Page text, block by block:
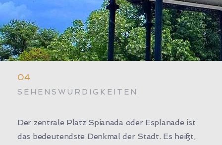
04
SEHENSWÜRDIGKEITEN
Der zentrale Platz Spianada oder Esplanade ist
das bedeutendste Denkmal der Stadt. Es heißt,